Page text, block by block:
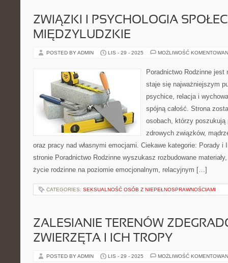
ZWIĄZKI I PSYCHOLOGIA
MIĘDZYLUDZKIE
POSTED BY ADMIN LIS - 29 - 2025 MOŻLIWOŚĆ
Poradnictwo Rodzinne
staje się najważniejszym
psychice, relacja i
spójną całość. Strona
osobach, którzy poszukują
zdrowych związków,
oraz pracy nad własnymi emocjami. Ciekawe kategorie: Porady i
stronie Poradnictwo Rodzinne wyszukasz rozbudowane
życie rodzinne na poziomie emocjonalnym, relacyjnym […]
CATEGORIES: SEKSUALNOŚĆ OSÓB Z NIEPEŁNOSPRAWNOŚCIAMI
ZALESIANIE TERENÓW
ZWIERZĘTA I ICH TROPY
POSTED BY ADMIN LIS - 29 - 2025 MOŻLIWOŚĆ